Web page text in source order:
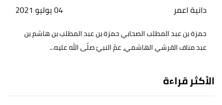
دانية اعمر 04 يوليو 2021
حمزة بن عبد المطلب الصحابي حمزة بن عبد المطلب بن هاشم بن
عبد مناف القرشي الهاشمي، عمّ النبيّ صلّى الله عليه...
الأكثر قراءة